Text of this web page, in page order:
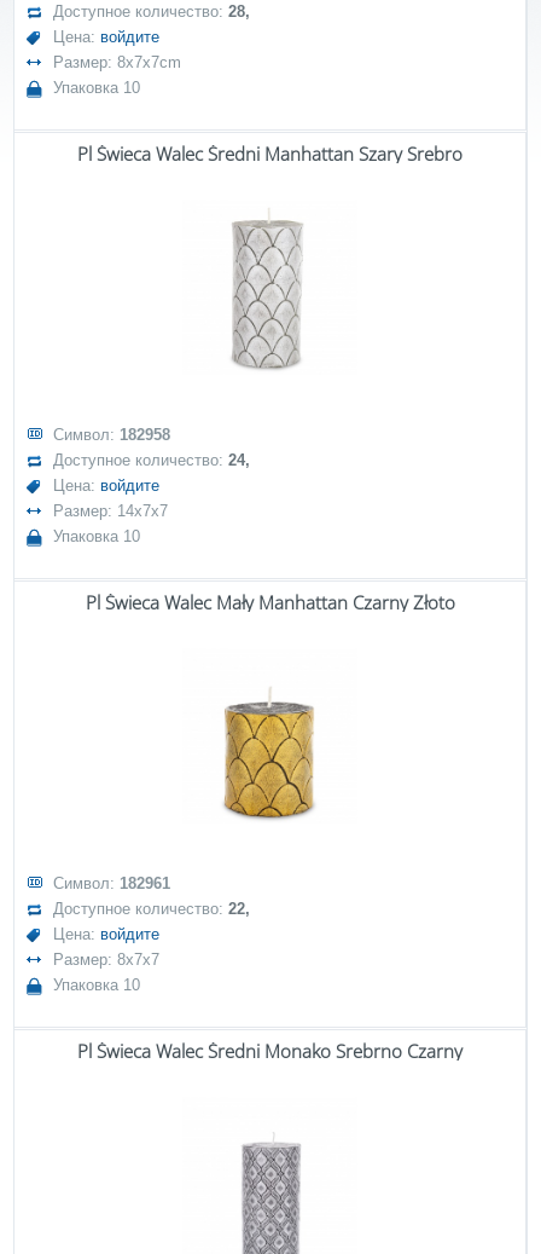
Доступное количество:28,
Цена: войдите
Размер: 8x7x7cm
Упаковка 10
Pl Świeca Walec Średni Manhattan Szary Srebro
Символ: 182958
Доступное количество:24,
Цена: войдите
Размер: 14x7x7
Упаковка 10
Pl Świeca Walec Mały Manhattan Czarny Złoto
Символ: 182961
Доступное количество:22,
Цена: войдите
Размер: 8x7x7
Упаковка 10
Pl Świeca Walec Średni Monako Srebrno Czarny